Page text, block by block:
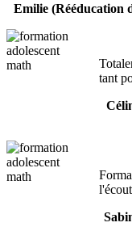
Emilie (Rééducation
tant